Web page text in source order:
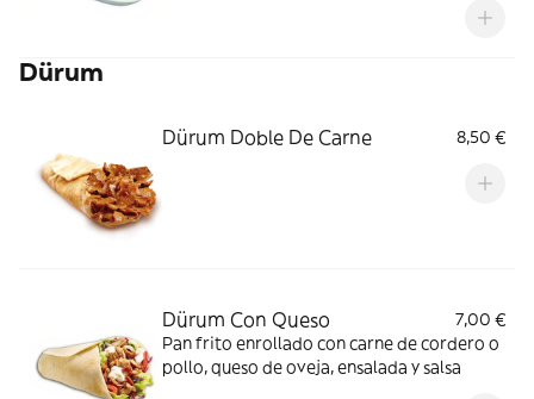
Dürum
Dürum Doble De Carne 8,50 €
Dürum Con Queso
7,00 €
Pan frito enrollado con carne de cordero o
pollo, queso de oveja, ensalada y salsa